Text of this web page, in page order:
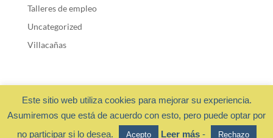
Talleres de empleo
Uncategorized
Villacañas
Fundación Cadisla 2018 ·Privacidad y cookies - Diseño web:
OchoalCuadradoDESIGN
Este sitio web utiliza cookies para mejorar su experiencia.
Asumiremos que está de acuerdo con esto, pero puede optar por
no participar si lo desea.
Acepto Leer más- Rechazo